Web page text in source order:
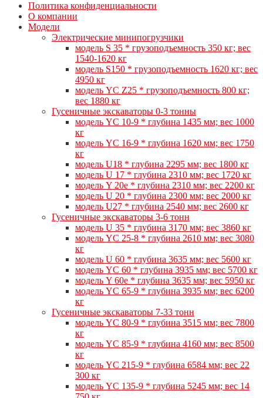
Политика конфиденциальности
О компании
Модели
Электрические минипогрузчики
модель S 35 * грузоподъемность 350 кг; вес
1540-1620 кг
модель S150 * грузоподъемность 1620 кг; вес
4950 кг
модель YC Z25 * грузоподъемность 800 кг;
вес 1880 кг
Гусеничные экскаваторы 0-3 тонны
модель YC 10-9 * глубина 1435 мм; вес 1000
кг
модель YC 16-9 * глубина 1620 мм; вес 1750
кг
модель U18 * глубина 2295 мм; вес 1800 кг
модель U 17 * глубина 2310 мм; вес 1720 кг
модель Y 20e * глубина 2310 мм; вес 2200 кг
модель U 20 * глубина 2300 мм; вес 2000 кг
модель U27 * глубина 2540 мм; вес 2600 кг
Гусеничные экскаваторы 3-6 тонн
модель U 35 * глубина 3170 мм; вес 3860 кг
модель YC 25-8 * глубина 2610 мм; вес 3080
кг
модель U 60 * глубина 3635 мм; вес 5600 кг
модель YC 60 * глубина 3935 мм; вес 5700 кг
модель Y 60e * глубина 3635 мм; вес 5950 кг
модель YC 65-9 * глубина 3935 мм; вес 6200
кг
Гусеничные экскаваторы 7-33 тонн
модель YC 80-9 * глубина 3515 мм; вес 7800
кг
модель YC 85-9 * глубина 4160 мм; вес 8500
кг
модель YC 215-9 * глубина 6584 мм; вес 22
300 кг
модель YC 135-9 * глубина 5245 мм; вес 14